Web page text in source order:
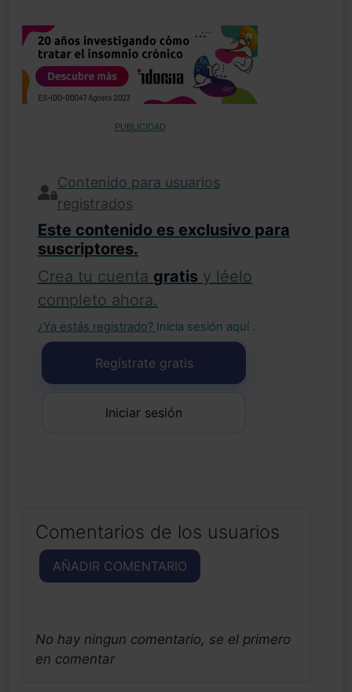
PUBLICIDAD
Contenido para usuarios
registrados
Este contenido es exclusivo para
suscriptores.
Crea tu cuenta gratis y léelo
completo ahora.
¿Ya estás registrado? Inicia sesión aquí .
Regístrate gratis
Iniciar sesión
Comentarios de los usuarios
AÑADIR COMENTARIO
No hay ningun comentario, se el primero
en comentar